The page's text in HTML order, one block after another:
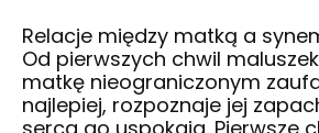
Relacje między matką a
Od pierwszych chwil
matkę nieograniczonym
najlepiej, rozpoznaje jej